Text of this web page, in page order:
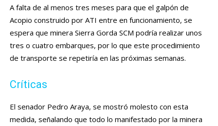
A falta de al menos tres meses para que el galpón de
Acopio construido por ATI entre en funcionamiento, se
espera que minera Sierra Gorda SCM podría realizar unos
tres o cuatro embarques, por lo que este procedimiento
de transporte se repetiría en las próximas semanas.
Críticas
El senador Pedro Araya, se mostró molesto con esta
medida, señalando que todo lo manifestado por la minera